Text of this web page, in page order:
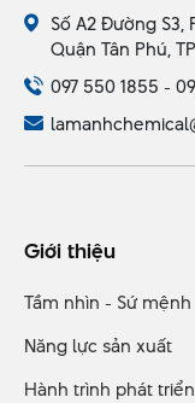
Số A2 Đường S3,
Quận Tân Phú,
097 550 1855 -
Giới thiệu
Tầm nhìn - Sứ mệnh
Năng lực sản xuất
Hành trình phát triển